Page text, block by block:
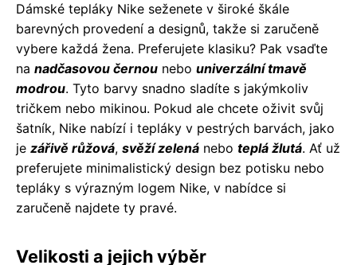
Dámské tepláky Nike seženete v široké škále
barevných provedení a designů, takže si zaručeně
vybere každá žena. Preferujete klasiku? Pak vsaďte
na nadčasovou černou nebo univerzální tmavě
modrou. Tyto barvy snadno sladíte s jakýmkoliv
tričkem nebo mikinou. Pokud ale chcete oživit svůj
šatník, Nike nabízí i tepláky v pestrých barvách, jako
je zářivě růžová, svěží zelená nebo teplá žlutá. Ať už
preferujete minimalistický design bez potisku nebo
tepláky s výrazným logem Nike, v nabídce si
zaručeně najdete ty pravé.
Velikosti a jejich výběr